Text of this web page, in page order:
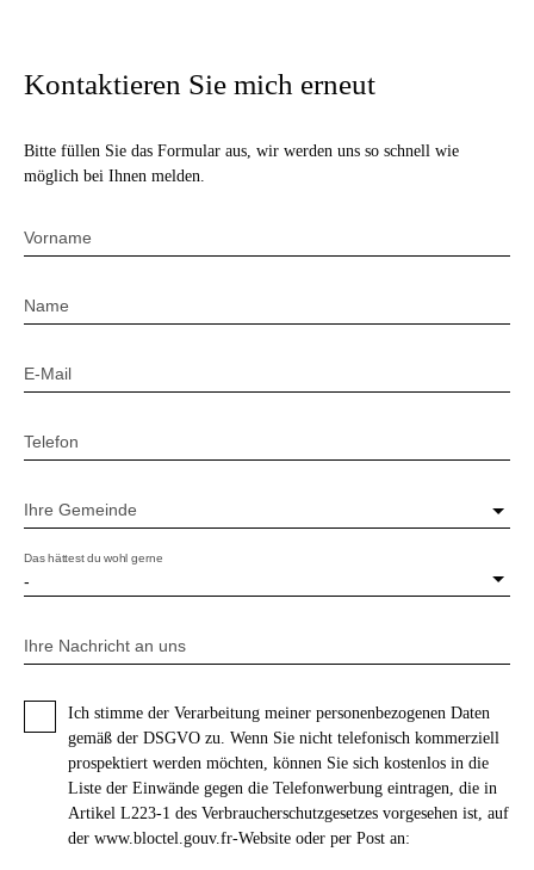
Kontaktieren Sie mich erneut
Bitte füllen Sie das Formular aus, wir werden uns so schnell wie
möglich bei Ihnen melden.
Vorname
Name
E-Mail
Telefon
Ihre Gemeinde
-
Das hättest du wohl gerne
Ihre Nachricht an uns
Ich stimme der Verarbeitung meiner personenbezogenen Daten
gemäß der DSGVO zu. Wenn Sie nicht telefonisch kommerziell
prospektiert werden möchten, können Sie sich kostenlos in die
Liste der Einwände gegen die Telefonwerbung eintragen, die in
Artikel L223-1 des Verbraucherschutzgesetzes vorgesehen ist, auf
der www.bloctel.gouv.fr-Website oder per Post an: